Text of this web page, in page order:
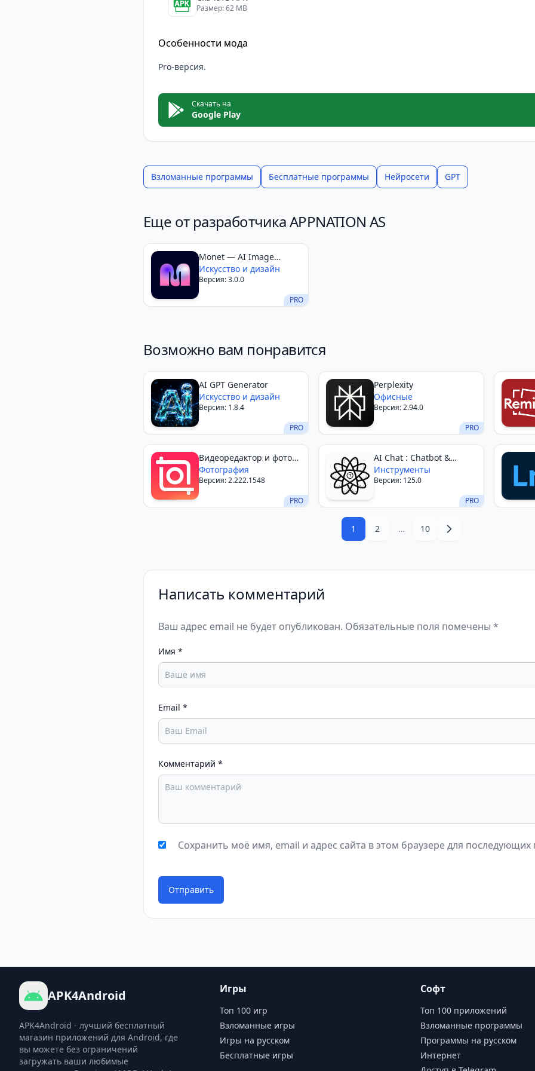
Размер: 62 MB
Особенности мода
Pro-версия.
Скачать на
Google Play
Взломанные программы Бесплатные программы Нейросети GPT
Еще от разработчика APPNATION AS
PRO
Monet — AI Image
Generator
Искусство и дизайн
Версия: 3.0.0
Возможно вам понравится
PRO
AI GPT Generator
Искусство и дизайн
Версия: 1.8.4
PRO
Perplexity
Офисные
Версия: 2.94.0
PRO
Видеоредактор и фото
— InShot
Фотография
Версия: 2.222.1548
PRO
AI Chat : Chatbot &
Assistant
Инструменты
Версия: 125.0
1 2 … 10
Написать комментарий
Ваш адрес email не будет опубликован. Обязательные поля помечены *
Имя *
Email *
Комментарий *
Сохранить моё имя, email и адрес сайта в этом браузере для
Отправить
APK4Android
APK4Android - лучший бесплатный
магазин приложений для Android, где
вы можете без ограничений
загружать ваши любимые
Игры
Топ 100 игр
Взломанные игры
Игры на русском
Бесплатные игры
Софт
Топ 100 приложений
Взломанные программы
Программы на русском
Интернет